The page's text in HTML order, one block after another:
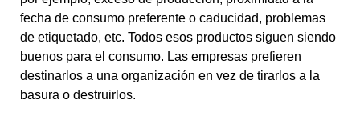
fecha de consumo preferente o caducidad, problemas
de etiquetado, etc. Todos esos productos siguen siendo
buenos para el consumo. Las empresas prefieren
destinarlos a una organización en vez de tirarlos a la
basura o destruirlos.